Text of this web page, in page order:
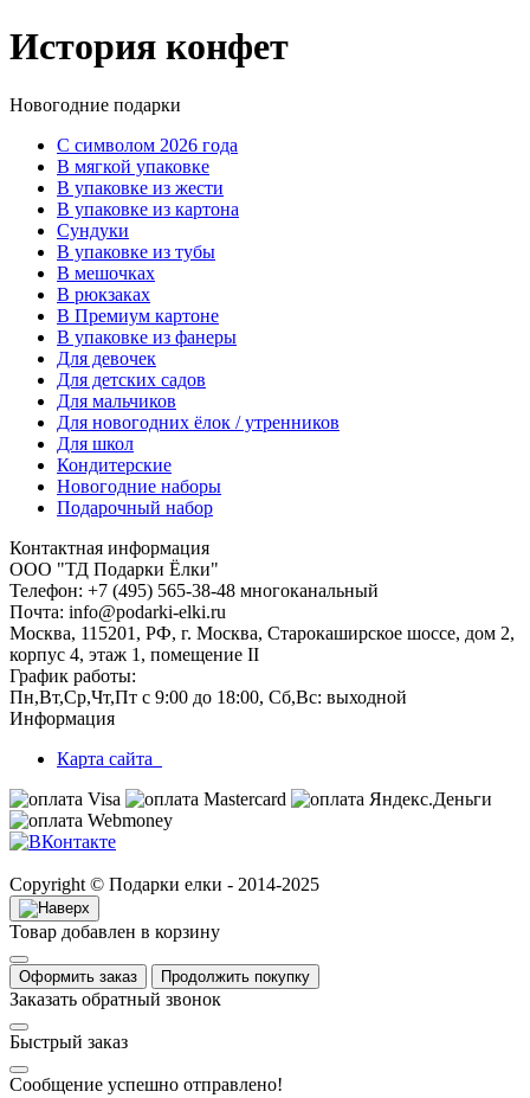
История конфет
Новогодние подарки
C символом 2026 года
В мягкой упаковке
В упаковке из жести
В упаковке из картона
Сундуки
В упаковке из тубы
В мешочках
В рюкзаках
В Премиум картоне
В упаковке из фанеры
Для девочек
Для детских садов
Для мальчиков
Для новогодних ёлок / утренников
Для школ
Кондитерские
Новогодние наборы
Подарочный набор
Контактная информация
ООО "ТД Подарки Ёлки"
Телефон: +7 (495) 565-38-48 многоканальный
Почта: info@podarki-elki.ru
Москва, 115201, РФ, г. Москва, Старокаширское шоссе, дом 2,
корпус 4, этаж 1, помещение II
График работы:
Пн,Вт,Ср,Чт,Пт с 9:00 до 18:00, Сб,Вс: выходной
Информация
Карта сайта
Copyright © Подарки елки - 2014-2025
Товар добавлен в корзину
Оформить заказ Продолжить покупку
Заказать обратный звонок
Быстрый заказ
Сообщение успешно отправлено!